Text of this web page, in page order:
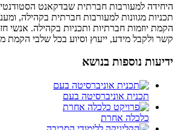
היחידה למעורבות חברתית שבדקאנט
תכניות מגוונות למעורבות חברתית בקהילה,
הקמת יוזמות חברתיות ותכניות בקהילה. אנשי
קשר ולקבל מידע, ייעוץ וסיוע בכל שלבי הקמת
ידיעות נוספות בנושא
תכנית אוניברסיטה בעם
כלכלה אחרת